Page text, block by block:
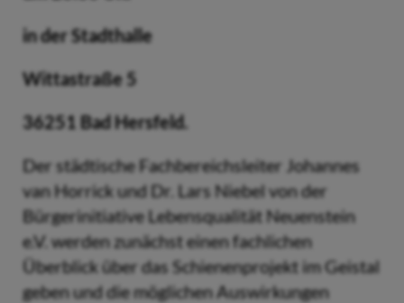
in der Stadthalle
Wittastraße 5
36251 Bad Hersfeld.
Der städtische Fachbereichsleiter Johannes
van Horrick und Dr. Lars Niebel von der
Bürgerinitiative Lebensqualität Neuenstein
e.V. werden zunächst einen fachlichen
Überblick über das Schienenprojekt im Geistal
geben und die möglichen Auswirkungen